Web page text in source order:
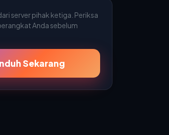
server pihak ketiga. Periksa
Anda sebelum
Sekarang